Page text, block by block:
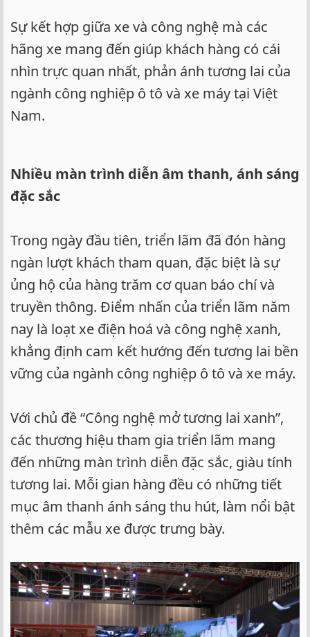
Sự kết hợp giữa xe và công nghệ mà các
hãng xe mang đến giúp khách hàng có cái
nhìn trực quan nhất, phản ánh tương lai của
ngành công nghiệp ô tô và xe máy tại Việt
Nam.
Nhiều màn trình diễn âm thanh, ánh sáng
đặc sắc
Trong ngày đầu tiên, triển lãm đã đón hàng
ngàn lượt khách tham quan, đặc biệt là sự
ủng hộ của hàng trăm cơ quan báo chí và
truyền thông. Điểm nhấn của triển lãm năm
nay là loạt xe điện hoá và công nghệ xanh,
khẳng định cam kết hướng đến tương lai bền
vững của ngành công nghiệp ô tô và xe máy.
Với chủ đề “Công nghệ mở tương lai xanh”,
các thương hiệu tham gia triển lãm mang
đến những màn trình diễn đặc sắc, giàu tính
tương lai. Mỗi gian hàng đều có những tiết
mục âm thanh ánh sáng thu hút, làm nổi bật
thêm các mẫu xe được trưng bày.